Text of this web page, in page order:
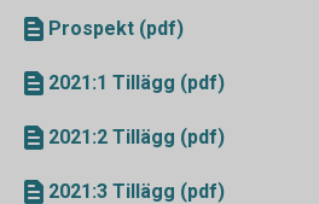
Prospekt (pdf)
2021:1 Tillägg (pdf)
2021:2 Tillägg (pdf)
2021:3 Tillägg (pdf)